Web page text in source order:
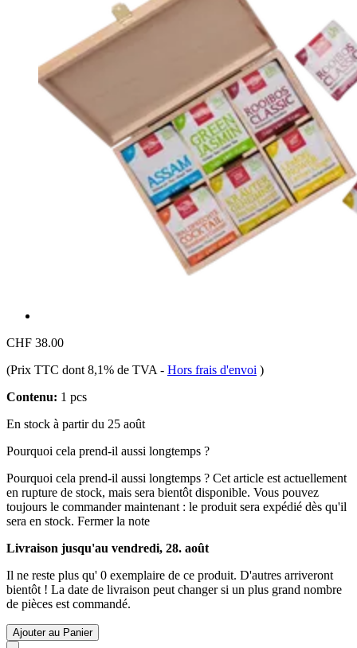
CHF 38.00
(Prix TTC dont 8,1% de TVA - Hors frais d'envoi )
Contenu: 1 pcs
En stock à partir du 25 août
Pourquoi cela prend-il aussi longtemps ?
Pourquoi cela prend-il aussi longtemps ? Cet article est actuellement
en rupture de stock, mais sera bientôt disponible. Vous pouvez
toujours le commander maintenant : le produit sera expédié dès qu'il
sera en stock. Fermer la note
Livraison jusqu'au vendredi, 28. août
Il ne reste plus qu' 0 exemplaire de ce produit. D'autres arriveront
bientôt ! La date de livraison peut changer si un plus grand nombre
de pièces est commandé.
Ajouter au Panier